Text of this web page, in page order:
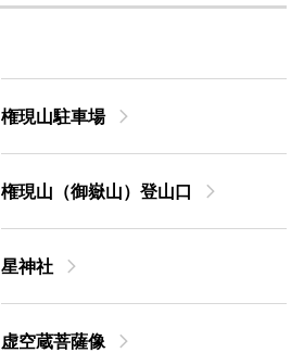
権現山駐車場
権現山（御嶽山）登山口
星神社
虚空蔵菩薩像